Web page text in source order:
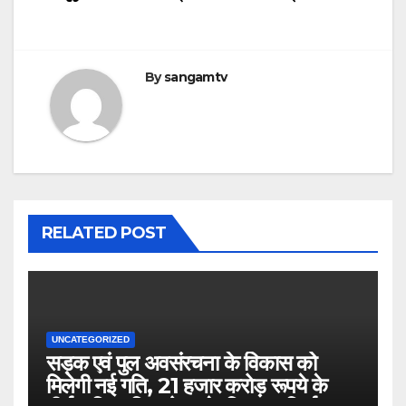
Bysangamtv
RELATED POST
UNCATEGORIZED
सड़क एवं पुल अवसंरचना के विकास को
मिलेगी नई गति, 21 हजार करोड़ रूपये के